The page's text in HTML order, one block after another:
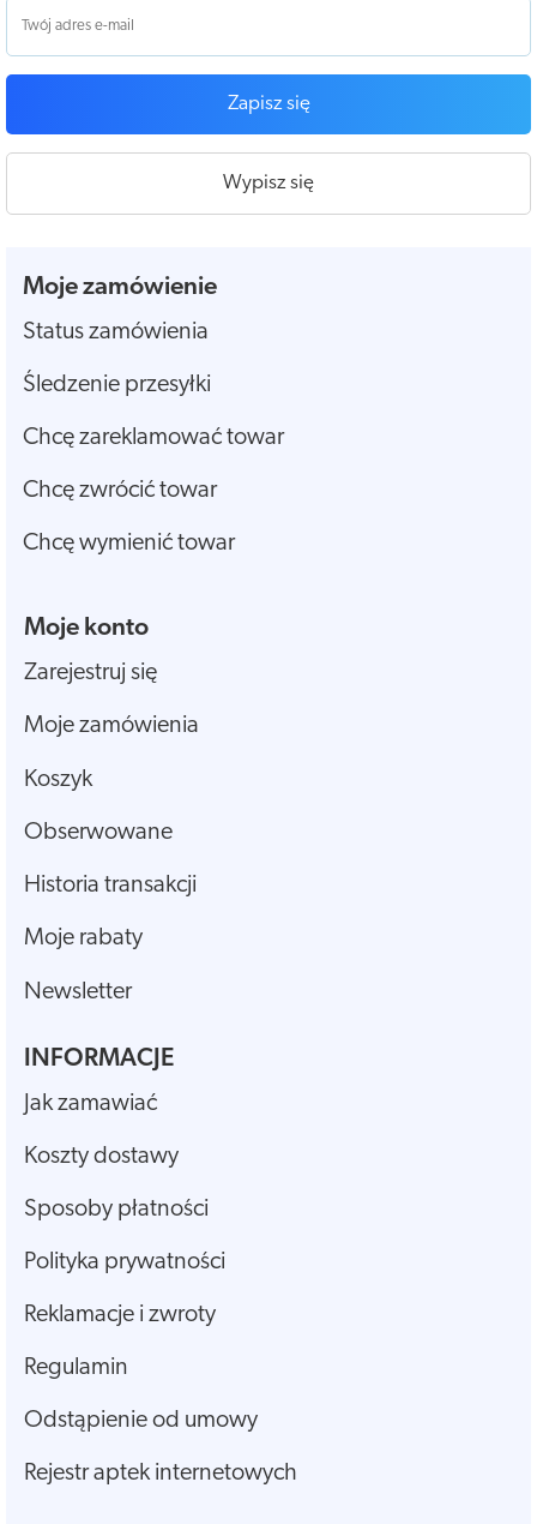
Zapisz się
Wypisz się
Moje zamówienie
Status zamówienia
Śledzenie przesyłki
Chcę zareklamować towar
Chcę zwrócić towar
Chcę wymienić towar
Moje konto
Zarejestruj się
Moje zamówienia
Koszyk
Obserwowane
Historia transakcji
Moje rabaty
Newsletter
INFORMACJE
Jak zamawiać
Koszty dostawy
Sposoby płatności
Polityka prywatności
Reklamacje i zwroty
Regulamin
Odstąpienie od umowy
Rejestr aptek internetowych